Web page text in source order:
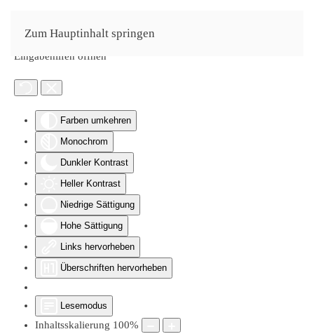
Eingabehilfen öffnen
Farben umkehren
Monochrom
Dunkler Kontrast
Heller Kontrast
Niedrige Sättigung
Hohe Sättigung
Links hervorheben
Überschriften hervorheben
Lesemodus
Inhaltsskalierung 100%
Zum Hauptinhalt springen